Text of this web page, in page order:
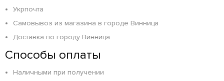
Укрпочта
Самовывоз из магазина в городе Винница
Доставка по городу Винница
Способы оплаты
Наличными при получении